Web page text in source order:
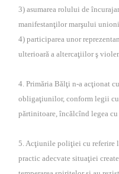
3) asumarea rolului de
manifestanţilor marşului
4) participarea unor
ulterioară a altercaţiilor ş
4. Primăria Bălţi n-a acţionat
obligaţiunilor, conform legii
părtinitoare, încălcînd legea
5. Acţiunile poliţiei cu referire
practic adecvate situaţiei